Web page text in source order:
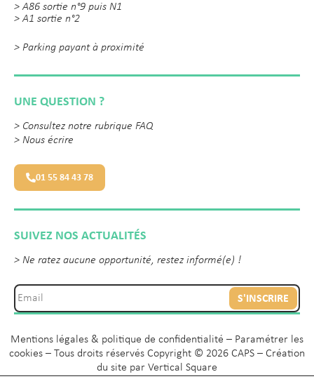
> A86 sortie n°9 puis N1
> A1 sortie n°2
> Parking payant à proximité
UNE QUESTION ?
> Consultez notre rubrique FAQ
> Nous écrire
01 55 84 43 78
SUIVEZ NOS ACTUALITÉS
> Ne ratez aucune opportunité, restez informé(e) !
S'INSCRIRE
Mentions légales & politique de confidentialité – Paramétrer les
cookies – Tous droits réservés Copyright © 2026 CAPS – Création
du site par Vertical Square